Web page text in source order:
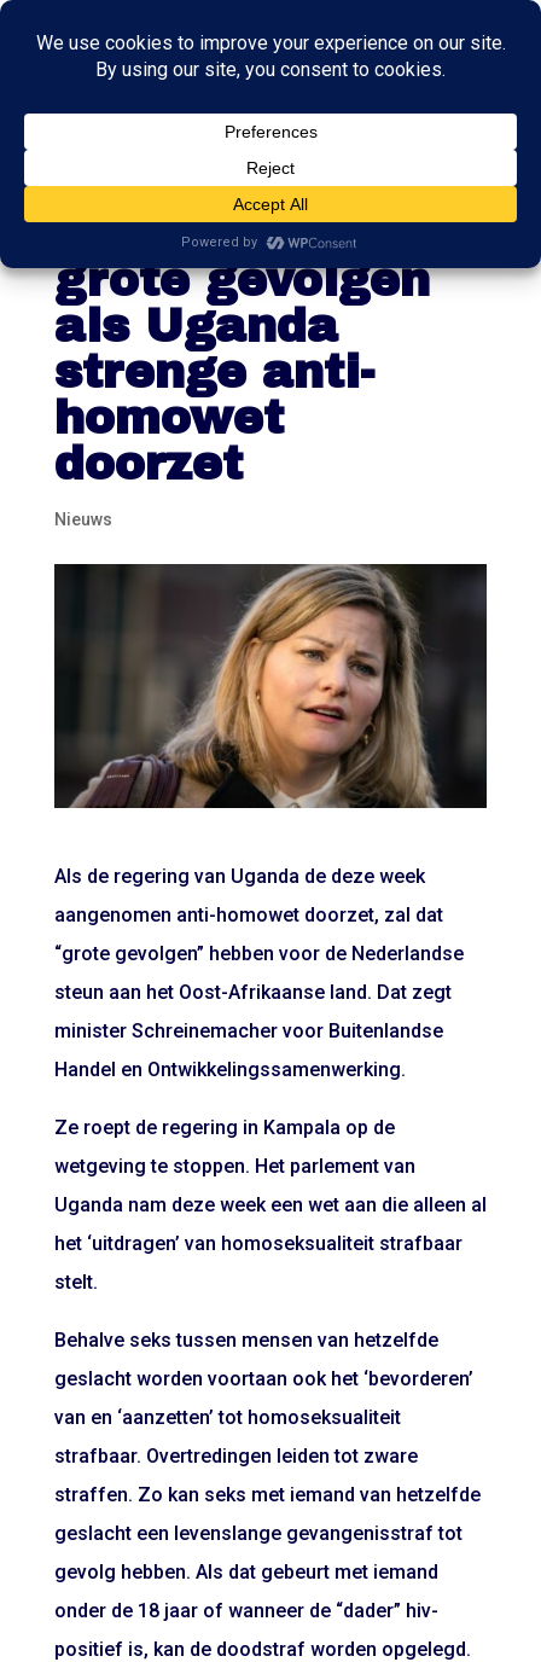
Minister
waarschuwt:
grote gevolgen
als Uganda
strenge anti-
homowet
doorzet
Nieuws
Als de regering van Uganda de deze week
aangenomen anti-homowet doorzet, zal dat
“grote gevolgen” hebben voor de Nederlandse
steun aan het Oost-Afrikaanse land. Dat zegt
minister Schreinemacher voor Buitenlandse
Handel en Ontwikkelingssamenwerking.
Ze roept de regering in Kampala op de
wetgeving te stoppen. Het parlement van
Uganda nam deze week een wet aan die alleen al
het ‘uitdragen’ van homoseksualiteit strafbaar
stelt.
Behalve seks tussen mensen van hetzelfde
geslacht worden voortaan ook het ‘bevorderen’
van en ‘aanzetten’ tot homoseksualiteit
strafbaar. Overtredingen leiden tot zware
straffen. Zo kan seks met iemand van hetzelfde
geslacht een levenslange gevangenisstraf tot
gevolg hebben. Als dat gebeurt met iemand
onder de 18 jaar of wanneer de “dader” hiv-
positief is, kan de doodstraf worden opgelegd.